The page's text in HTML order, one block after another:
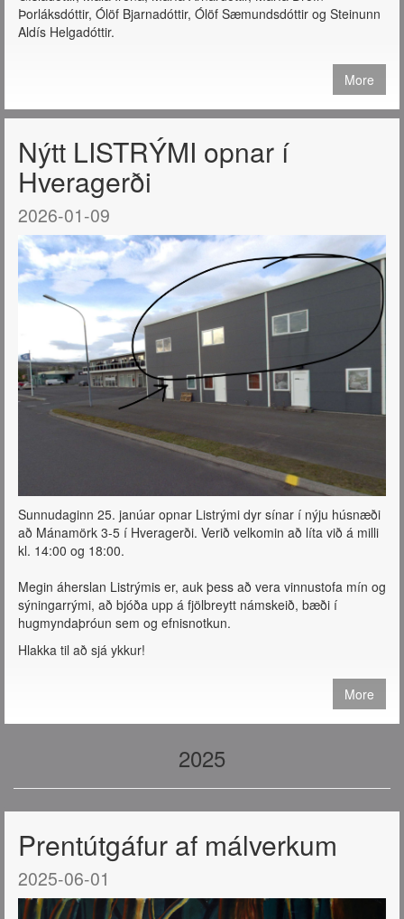
Þorláksdóttir, Ólöf Bjarnadóttir, Ólöf Sæmundsdóttir og Steinunn
Aldís Helgadóttir.
More
Nýtt LISTRÝMI opnar í
Hveragerði
2026-01-09
Sunnudaginn 25. janúar opnar Listrými dyr sínar í nýju húsnæði
að Mánamörk 3-5 í Hveragerði. Verið velkomin að líta við á milli
kl. 14:00 og 18:00.
Megin áherslan Listrýmis er, auk þess að vera vinnustofa mín og
sýningarrými, að bjóða upp á fjölbreytt námskeið, bæði í
hugmyndaþróun sem og efnisnotkun.
Hlakka til að sjá ykkur!
More
2025
Prentútgáfur af málverkum
2025-06-01